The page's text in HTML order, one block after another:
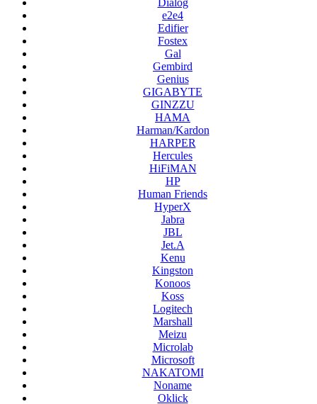
Dialog
e2e4
Edifier
Fostex
Gal
Gembird
Genius
GIGABYTE
GINZZU
HAMA
Harman/Kardon
HARPER
Hercules
HiFiMAN
HP
Human Friends
HyperX
Jabra
JBL
Jet.A
Kenu
Kingston
Konoos
Koss
Logitech
Marshall
Meizu
Microlab
Microsoft
NAKATOMI
Noname
Oklick